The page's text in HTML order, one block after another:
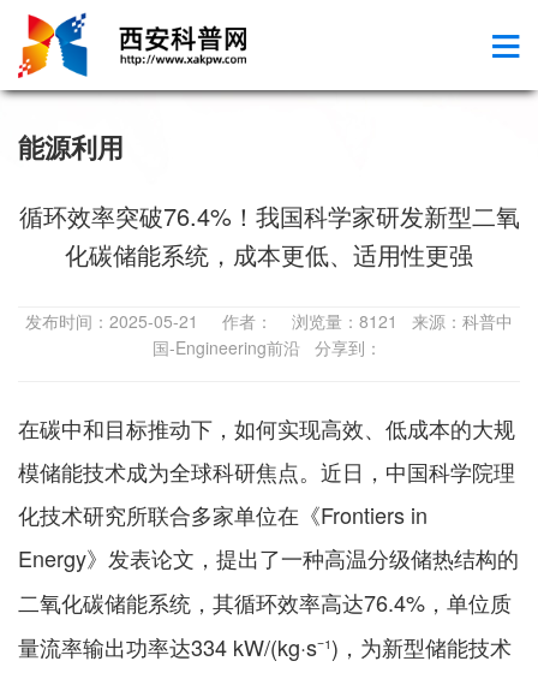
能源利用
循环效率突破76.4%！我国科学家研发新型二氧
化碳储能系统，成本更低、适用性更强
发布时间：2025-05-21 作者： 浏览量：8121 来源：科普中
国-Engineering前沿 分享到：
在碳中和目标推动下，如何实现高效、低成本的大规
模储能技术成为全球科研焦点。近日，中国科学院理
化技术研究所联合多家单位在《Frontiers in
Energy》发表论文，提出了一种高温分级储热结构的
二氧化碳储能系统 ，其循环效率高达76.4%，单位质
量流率输出功率达334 kW/(kg·s⁻¹)，为新型储能技术